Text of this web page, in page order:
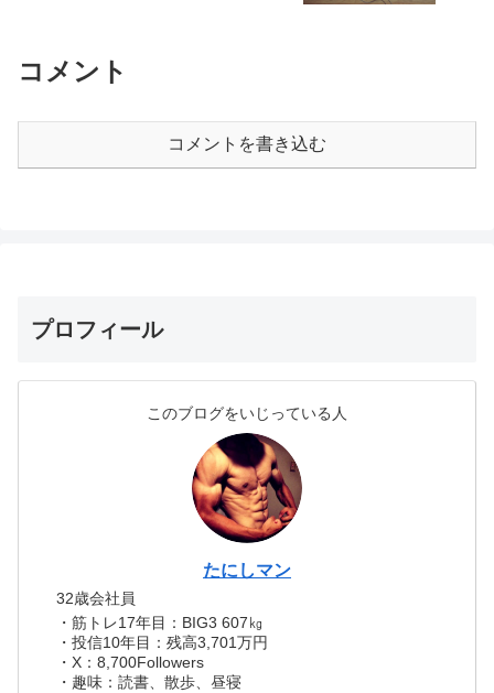
コメント
コメントを書き込む
プロフィール
このブログをいじっている人
たにしマン
32歳会社員
・筋トレ17年目：BIG3 607㎏
・投信10年目：残高3,701万円
・X：8,700Followers
・趣味：読書、散歩、昼寝